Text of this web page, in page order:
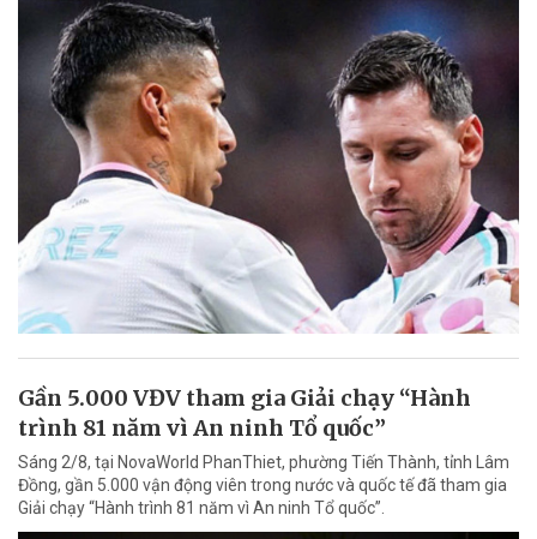
Gần 5.000 VĐV tham gia Giải chạy “Hành
trình 81 năm vì An ninh Tổ quốc”
Sáng 2/8, tại NovaWorld PhanThiet, phường Tiến Thành, tỉnh Lâm
Đồng, gần 5.000 vận động viên trong nước và quốc tế đã tham gia
Giải chạy “Hành trình 81 năm vì An ninh Tổ quốc”.